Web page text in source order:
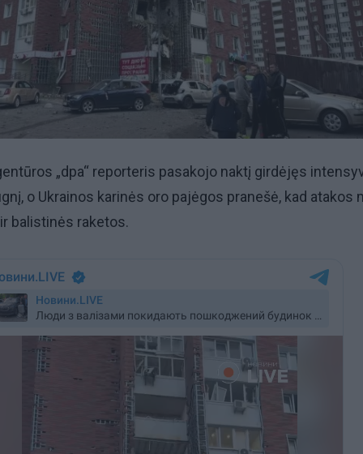
„dpa“ reporteris pasakojo naktį girdėjęs
o Ukrainos karinės oro pajėgos pranešė, kad atakos
balistinės raketos.